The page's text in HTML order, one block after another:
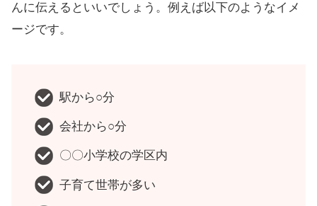
んに伝えるといいでしょう。例えば以下のようなイメ
ージです。
駅から○分
会社から○分
〇〇小学校の学区内
子育て世帯が多い